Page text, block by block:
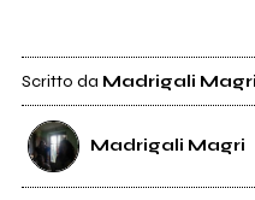
Scritto da Madrigali Magri
Madrigali Magri